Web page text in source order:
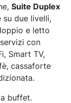
Suite Duplex
su due livelli,
e letto
servizi con
Smart TV,
cassaforte
buffet.